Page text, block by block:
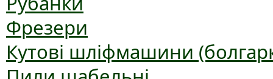
Фрезери
Кутові шліфмашини